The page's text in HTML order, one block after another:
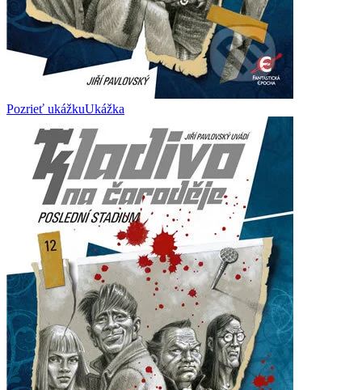
Pozrieť ukážkuUkážka